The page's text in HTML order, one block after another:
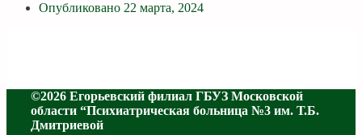
Опубликовано 22 марта, 2024
©2026 Егорьевский филиал ГБУЗ Московской
области “Психиатрическая больница №3 им. Т.Б.
Дмитриевой